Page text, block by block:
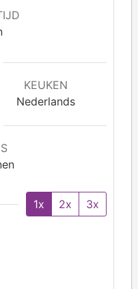
KEUKEN
Nederlands
1x 2x
3x